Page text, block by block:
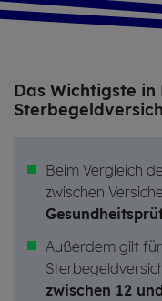
Das Wich­tigs­te
Beim Vergleich
zwischen
Außerdem gilt
zwischen 12